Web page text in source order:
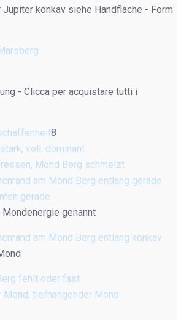
Jupiter konkav siehe Handfläche - Form
- Clicca per acquistare tutti i
8
voll, dominant
Mond Berg schmelzt
am Mond Berg entlang gerade
gerade
genannt
am Mond Berg entlang konkav
fehlt oder fast
Mond, tiefhängender Mond